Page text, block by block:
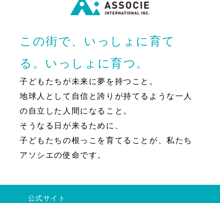
この街で、いっしょに育て
る。いっしょに育つ。
子どもたちが未来に夢を持つこと。
地球人として自信と誇りが持てるような一人
の自立した人間になること。
そうなる日が来るために、
子どもたちの根っこを育てることが、私たち
アソシエの使命です。
公式サイト